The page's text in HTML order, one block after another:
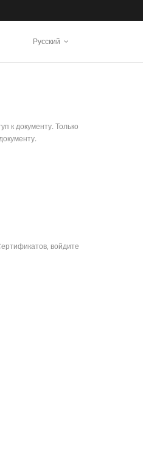
Русский
к документу. Только
войдите